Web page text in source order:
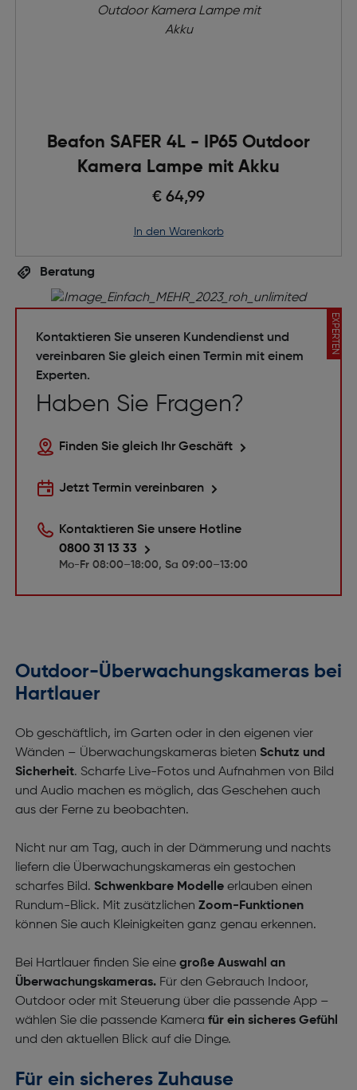
Beafon SAFER 4L - IP65 Outdoor
Kamera Lampe mit Akku
€ 64,99
in den Warenkorb
Beratung
EXPERTEN
Kontaktieren Sie unseren Kundendienst und
vereinbaren Sie gleich einen Termin mit einem
Experten.
Haben Sie Fragen?
Finden Sie gleich Ihr Geschäft
Jetzt Termin vereinbaren
Kontaktieren Sie unsere Hotline
0800 31 13 33
Mo-Fr 08:00–18:00, Sa 09:00–13:00
Outdoor-Überwachungskameras bei
Hartlauer
Ob geschäftlich, im Garten oder in den eigenen vier
Wänden – Überwachungskameras bieten Schutz und
Sicherheit. Scharfe Live-Fotos und Aufnahmen von Bild
und Audio machen es möglich, das Geschehen auch
aus der Ferne zu beobachten.
Nicht nur am Tag, auch in der Dämmerung und nachts
liefern die Überwachungskameras ein gestochen
scharfes Bild. Schwenkbare Modelleerlauben einen
Rundum-Blick. Mit zusätzlichen Zoom-Funktionen
können Sie auch Kleinigkeiten ganz genau erkennen.
Bei Hartlauer finden Sie eine große Auswahl an
Überwachungskameras.Für den Gebrauch Indoor,
Outdoor oder mit Steuerung über die passende App –
wählen Sie die passende Kamera für ein sicheres Gefühl
und den aktuellen Blick auf die Dinge.
Für ein sicheres Zuhause